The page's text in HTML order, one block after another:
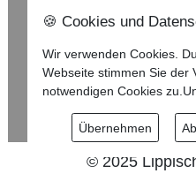
Nach
© 2025
🍪 Cookies und
Wir verwenden Cookies.
Webseite stimmen Sie der
notwendigen Cookies zu.
Übernehmen